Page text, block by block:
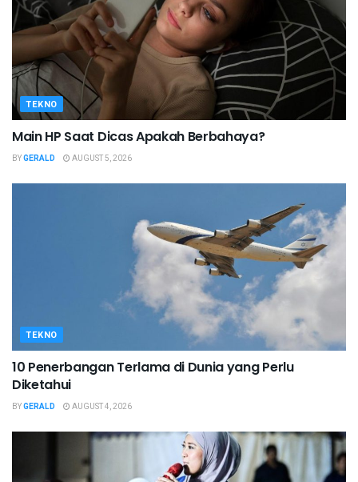
TEKNO
Main HP Saat Dicas Apakah Berbahaya?
BYGERALD AUGUST 5, 2026
TEKNO
10 Penerbangan Terlama di Dunia yang Perlu
Diketahui
BYGERALD AUGUST 4, 2026